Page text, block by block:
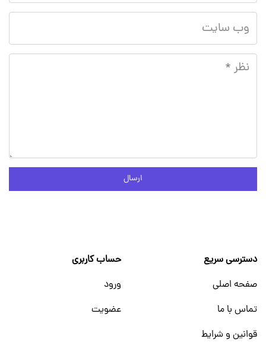
ارسال
دسترسی سریع
صفحه اصلی
تماس با ما
قوانین و شرایط
حساب کاربری
ورود
عضویت